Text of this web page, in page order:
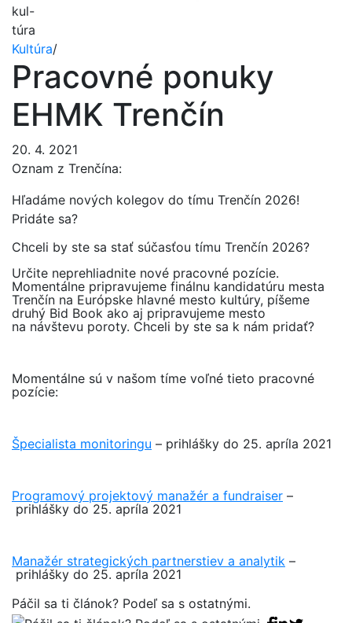
kul-
túra
Kultúra/
Pracovné ponuky
EHMK Trenčín
20. 4. 2021
Oznam z Trenčína:
Hľadáme nových kolegov do tímu Trenčín 2026!
Pridáte sa?
Chceli by ste sa stať súčasťou tímu Trenčín 2026?
Určite neprehliadnite nové pracovné pozície.
Momentálne pripravujeme finálnu kandidatúru mesta
Trenčín na Európske hlavné mesto kultúry, píšeme
druhý Bid Book ako aj pripravujeme mesto
na návštevu poroty. Chceli by ste sa k nám pridať?
Momentálne sú v našom tíme voľné tieto pracovné
pozície:
Špecialista monitoringu – prihlášky do 25. apríla 2021
Programový projektový manažér a fundraiser –
prihlášky do 25. apríla 2021
Manažér strategických partnerstiev a analytik –
prihlášky do 25. apríla 2021
Páčil sa ti článok? Podeľ sa s ostatnými.